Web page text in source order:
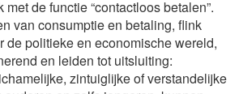
de functie “contactloos betalen”.
van consumptie en betaling, flink
de politieke en economische wereld,
en leiden tot uitsluiting:
zintuiglijke of verstandelijke